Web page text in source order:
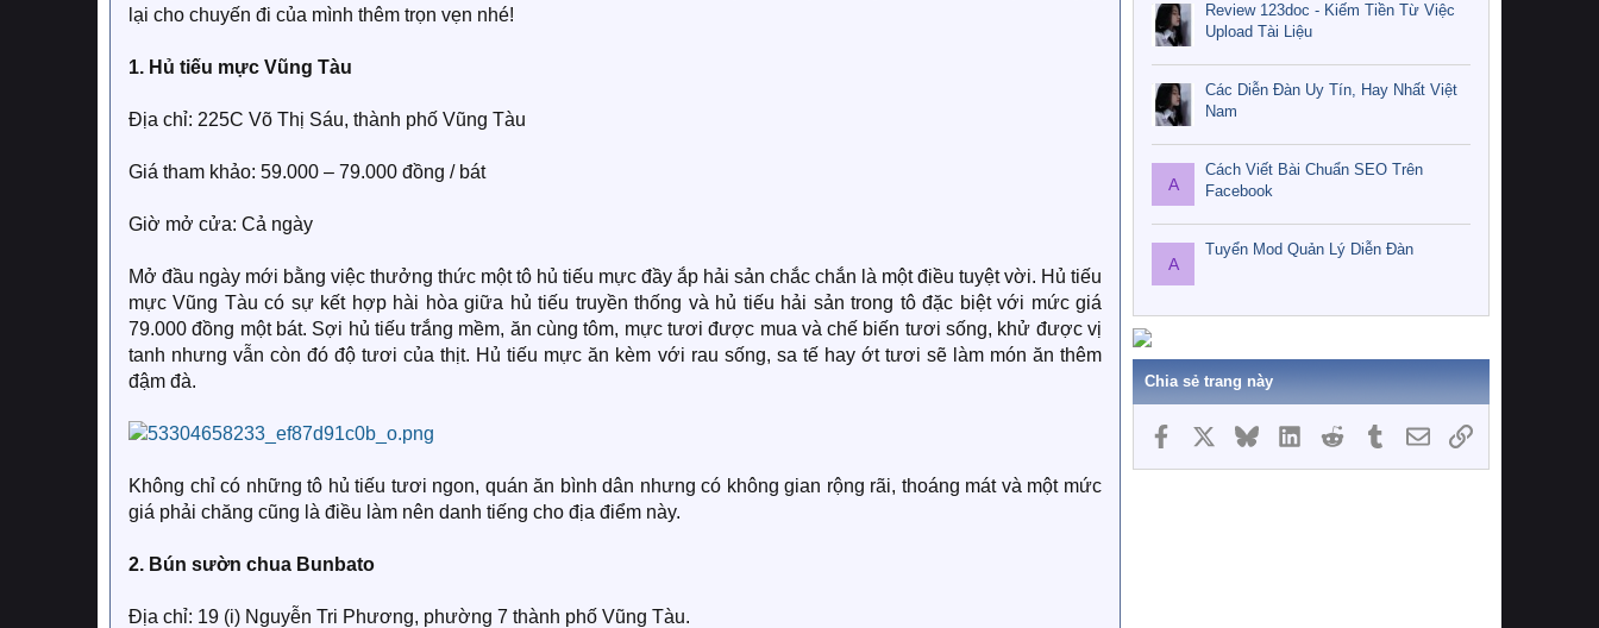
lại cho chuyến đi của mình thêm trọn vẹn nhé!
1. Hủ tiếu mực Vũng Tàu
Địa chỉ: 225C Võ Thị Sáu, thành phố Vũng Tàu
Giá tham khảo: 59.000 – 79.000 đồng / bát
Giờ mở cửa: Cả ngày
Mở đầu ngày mới bằng việc thưởng thức một tô hủ tiếu mực đầy ắp hải sản chắc chắn là một điều tuyệt vời. Hủ tiếu
mực Vũng Tàu có sự kết hợp hài hòa giữa hủ tiếu truyền thống và hủ tiếu hải sản trong tô đặc biệt với mức giá
79.000 đồng một bát. Sợi hủ tiếu trắng mềm, ăn cùng tôm, mực tươi được mua và chế biến tươi sống, khử được vị
tanh nhưng vẫn còn đó độ tươi của thịt. Hủ tiếu mực ăn kèm với rau sống, sa tế hay ớt tươi sẽ làm món ăn thêm
đậm đà.
Không chỉ có những tô hủ tiếu tươi ngon, quán ăn bình dân nhưng có không gian rộng rãi, thoáng mát và một mức
giá phải chăng cũng là điều làm nên danh tiếng cho địa điểm này.
2. Bún sườn chua Bunbato
Địa chỉ: 19 (i) Nguyễn Tri Phương, phường 7 thành phố Vũng Tàu.
Review 123doc - Kiếm Tiền Từ Việc
Upload Tài Liệu
Các Diễn Đàn Uy Tín, Hay Nhất Việt
Nam
A
Cách Viết Bài Chuẩn SEO Trên
Facebook
A
Tuyển Mod Quản Lý Diễn Đàn
Chia sẻ trang này
Facebook BlueskyLinkedInReddit TumblrEmailLink